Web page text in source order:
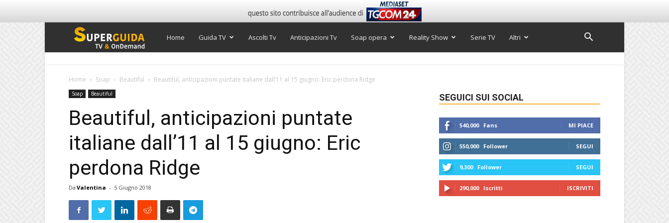
Super
Home Guida TV Ascolti Tv Anticipazioni Tv Soap opera Reality Show Serie TV Altri
Home Soap Beautiful Beautiful, anticipazioni puntate italiane dall’11 al 15 giugno: Eric perdona Ridge
Soap Beautiful
Beautiful, anticipazioni puntate
italiane dall’11 al 15 giugno: Eric
perdona Ridge
Da Valentina - 5 Giugno 2018
SEGUICI SUI SOCIAL
540,000 Fans MI PIACE
550,000 Follower SEGUI
9,300 Follower SEGUI
290,000 Iscritti ISCRIVITI